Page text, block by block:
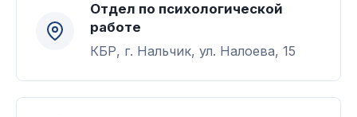
Отдел по психологической
работе
КБР, г. Нальчик, ул. Налоева, 15